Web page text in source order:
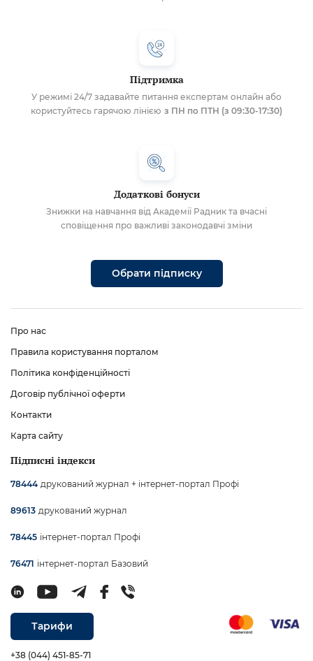
Підтримка
У режимі 24/7 задавайте питання експертам онлайн або
користуйтесь гарячою лінією з ПН по ПТН (з 09:30-17:30)
Додаткові бонуси
Знижки на навчання від Академії Радник та вчасні
сповіщення про важливі законодавчі зміни
Обрати підписку
Про нас
Правила користування порталом
Політика конфіденційності
Договір публічної оферти
Контакти
Карта сайту
Підписні індекси
78444 друкований журнал + інтернет-портал Профі
89613 друкований журнал
78445 інтернет-портал Профі
76471 інтернет-портал Базовий
Тарифи
+38 (044) 451-85-71